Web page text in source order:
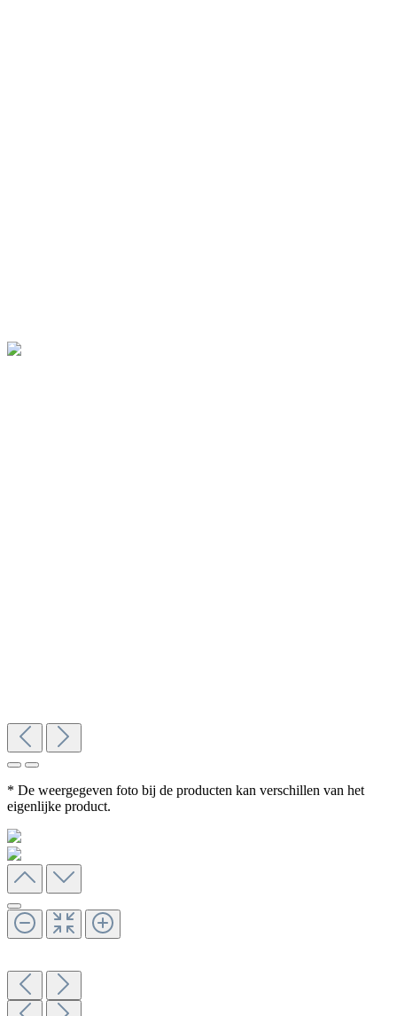
* De weergegeven foto bij de producten kan verschillen van het
eigenlijke product.